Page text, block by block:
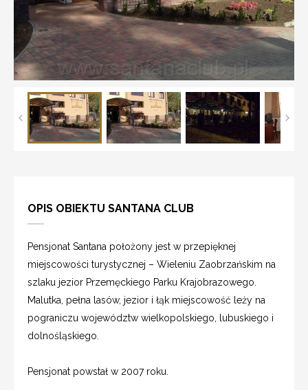
OPIS OBIEKTU SANTANA CLUB
Pensjonat Santana położony jest w przepięknej
miejscowości turystycznej – Wieleniu Zaobrzańskim na
szlaku jezior Przemęckiego Parku Krajobrazowego.
Malutka, pełna lasów, jezior i łąk miejscowość leży na
pograniczu województw wielkopolskiego, lubuskiego i
dolnośląskiego.
Pensjonat powstał w 2007 roku.